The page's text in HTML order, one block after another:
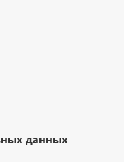
данных